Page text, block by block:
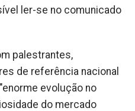
ler-se no comunicado
palestrantes,
de referência nacional
evolução no
do mercado